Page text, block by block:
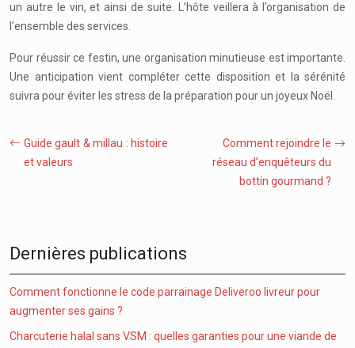
un autre le vin, et ainsi de suite. L’hôte veillera à l’organisation de
l’ensemble des services.
Pour réussir ce festin, une organisation minutieuse est importante.
Une anticipation vient compléter cette disposition et la sérénité
suivra pour éviter les stress de la préparation pour un joyeux Noël.
Guide gault & millau : histoire
et valeurs
Comment rejoindre le
réseau d’enquêteurs du
bottin gourmand ?
Dernières publications
Comment fonctionne le code parrainage Deliveroo livreur pour
augmenter ses gains ?
Charcuterie halal sans VSM : quelles garanties pour une viande de